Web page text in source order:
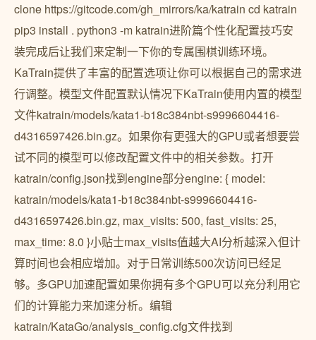
clone https://gitcode.com/gh_mirrors/ka/katrain cd katrain
pip3 install . python3 -m katrain进阶篇个性化配置技巧安
装完成后让我们来定制一下你的专属围棋训练环境。
KaTrain提供了丰富的配置选项让你可以根据自己的需求进
行调整。模型文件配置默认情况下KaTrain使用内置的模型
文件katrain/models/kata1-b18c384nbt-s9996604416-
d4316597426.bin.gz。如果你有更强大的GPU或者想要尝
试不同的模型可以修改配置文件中的相关参数。打开
katrain/config.json找到engine部分engine: { model:
katrain/models/kata1-b18c384nbt-s9996604416-
d4316597426.bin.gz, max_visits: 500, fast_visits: 25,
max_time: 8.0 }小贴士max_visits值越大AI分析越深入但计
算时间也会相应增加。对于日常训练500次访问已经足
够。多GPU加速配置如果你拥有多个GPU可以充分利用它
们的计算能力来加速分析。编辑
katrain/KataGo/analysis_config.cfg文件找到